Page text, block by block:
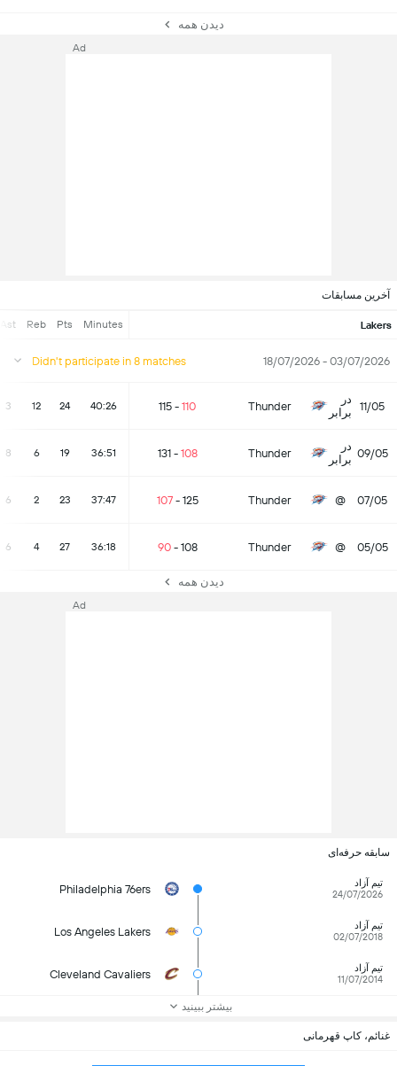
دیدن همه
Ad
آخرین مسابقات
Lakers
Minutes
Pts
Reb
Ast
03/07/2026 - 18/07/2026
Didn't participate in 8 matches
11/05
در
برابر
Thunder
110
-
115
40:26
24
12
3
09/05 در
برابر
Thunder
108
-
131
36:51
19
6
8
07/05
@
Thunder
125
-
107
37:47
23
2
6
05/05
@
Thunder
108
-
90
36:18
27
4
6
دیدن همه
سابقه حرفه‌ای
تیم آزاد
24/07/2026
Philadelphia 76ers
تیم آزاد
02/07/2018
Los Angeles Lakers
تیم آزاد
11/07/2014
Cleveland Cavaliers
بیشتر ببینید
غنائم، کاپ قهرمانی
Ad